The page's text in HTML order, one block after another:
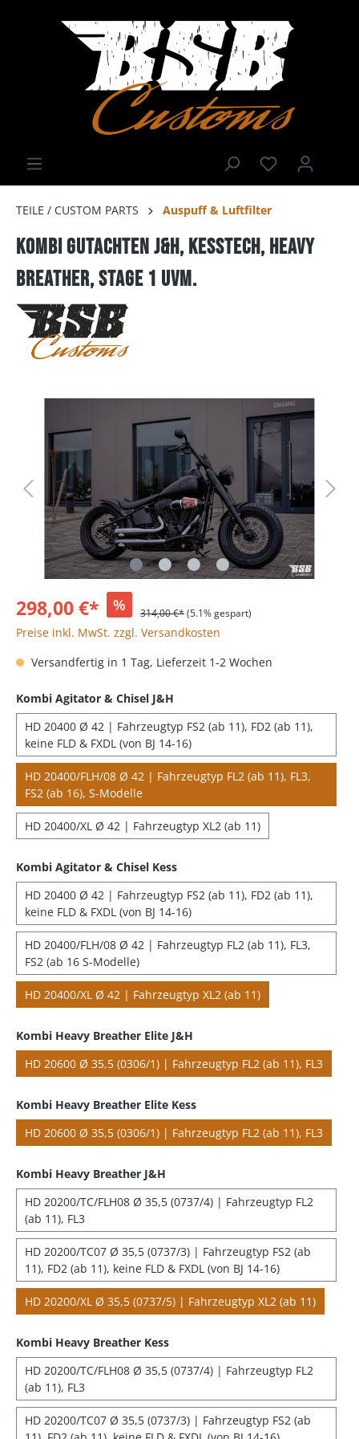
TEILE / CUSTOM PARTS Auspuff & Luftfilter
Kombi Gutachten J&H, Kesstech, Heavy
Breather, Stage 1 uvm.
298,00 €* % 314,00 €*(5.1% gespart)
Preise inkl. MwSt. zzgl. Versandkosten
Versandfertig in 1 Tag, Lieferzeit 1-2 Wochen
Kombi Agitator & Chisel J&H
HD 20400 Ø 42 | Fahrzeugtyp FS2 (ab 11), FD2 (ab 11),
keine FLD & FXDL (von BJ 14-16)
HD 20400/FLH/08 Ø 42 | Fahrzeugtyp FL2 (ab 11), FL3,
FS2 (ab 16), S-Modelle
HD 20400/XL Ø 42 | Fahrzeugtyp XL2 (ab 11)
Kombi Agitator & Chisel Kess
HD 20400 Ø 42 | Fahrzeugtyp FS2 (ab 11), FD2 (ab 11),
keine FLD & FXDL (von BJ 14-16)
HD 20400/FLH/08 Ø 42 | Fahrzeugtyp FL2 (ab 11), FL3,
FS2 (ab 16 S-Modelle)
HD 20400/XL Ø 42 | Fahrzeugtyp XL2 (ab 11)
Kombi Heavy Breather Elite J&H
HD 20600 Ø 35,5 (0306/1) | Fahrzeugtyp FL2 (ab 11), FL3
Kombi Heavy Breather Elite Kess
HD 20600 Ø 35,5 (0306/1) | Fahrzeugtyp FL2 (ab 11), FL3
Kombi Heavy Breather J&H
HD 20200/TC/FLH08 Ø 35,5 (0737/4) | Fahrzeugtyp FL2
(ab 11), FL3
HD 20200/TC07 Ø 35,5 (0737/3) | Fahrzeugtyp FS2 (ab
11), FD2 (ab 11), keine FLD & FXDL (von BJ 14-16)
HD 20200/XL Ø 35,5 (0737/5) | Fahrzeugtyp XL2 (ab 11)
Kombi Heavy Breather Kess
HD 20200/TC/FLH08 Ø 35,5 (0737/4) | Fahrzeugtyp FL2
(ab 11), FL3
HD 20200/TC07 Ø 35,5 (0737/3) | Fahrzeugtyp FS2 (ab